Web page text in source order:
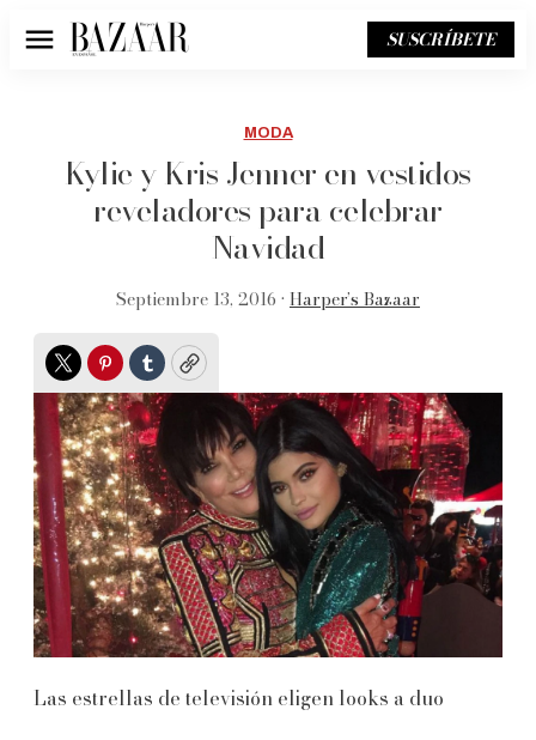
Menú SUSCRÍBETE
MODA
Kylie y Kris Jenner en vestidos
reveladores para celebrar
Navidad
Septiembre 13, 2016 • Harper’s Bazaar
TwitterPinterest
TumblrCopy
Las estrellas de televisión eligen looks a duo